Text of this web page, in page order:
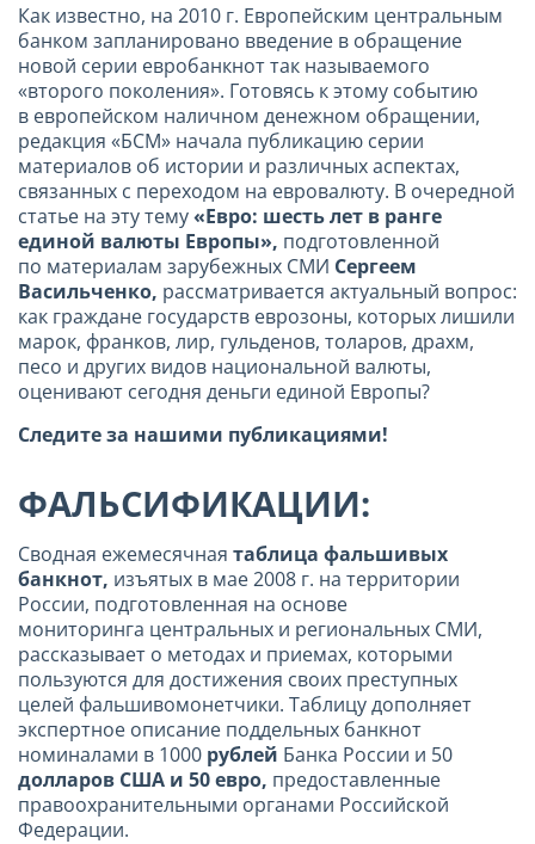
Как известно, на 2010 г. Европейским центральным
банком запланировано введение в обращение
новой серии евробанкнот так называемого
«второго поколения». Готовясь к этому событию
в европейском наличном денежном обращении,
редакция «БСМ» начала публикацию серии
материалов об истории и различных аспектах,
связанных с переходом на евровалюту. В очередной
статье на эту тему«Евро: шесть лет в ранге
единой валюты Европы», подготовленной
по материалам зарубежных СМИ Сергеем
Васильченко, рассматривается актуальный вопрос:
как граждане государств еврозоны, которых лишили
марок, франков, лир, гульденов, толаров, драхм,
песо и других видов национальной валюты,
оценивают сегодня деньги единой Европы?
Следите за нашими публикациями!
ФАЛЬСИФИКАЦИИ:
Сводная ежемесячная таблица фальшивых
банкнот, изъятых в мае 2008 г. на территории
России, подготовленная на основе
мониторинга центральных и региональных СМИ,
рассказывает о методах и приемах, которыми
пользуются для достижения своих преступных
целей фальшивомонетчики. Таблицу дополняет
экспертное описание поддельных банкнот
номиналами в 1000 рублей Банка России и 50
долларов США и 50 евро, предоставленные
правоохранительными органами Российской
Федерации.